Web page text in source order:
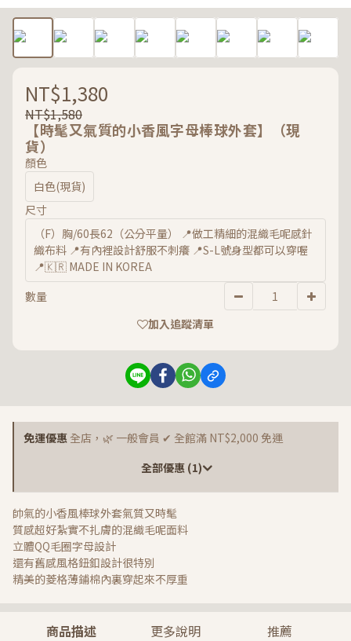
NT$1,380
NT$1,580
【時髦又氣質的小香風字母棒球外套】（現
貨）
顏色
白色(現貨)
尺寸
（F）胸/60長62（公分平量） 📍做工精細的混織毛呢感針
織布料 📍有內裡設計舒服不刺癢 📍S-L號身型都可以穿喔
📍🇰🇷 MADE IN KOREA
數量
加入追蹤清單
免運優惠 全店，🌿 一般會員 ✔ 全館滿 NT$2,000 免運
全部優惠 (1)
帥氣的小香風棒球外套氣質又時髦
質感超好紮實不扎膚的混織毛呢面料
立體QQ毛圈字母設計
還有舊感風格鈕釦設計很特別
精美的菱格薄鋪棉內裏穿起來不厚重
商品描述 更多說明 推薦